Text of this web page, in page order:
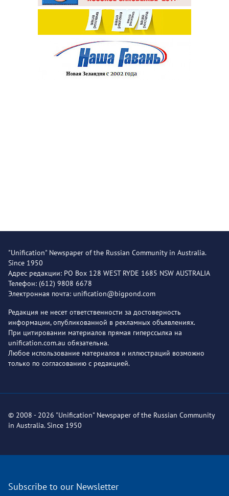
"Unification" Newspaper of the Russian Community in Australia.
Since 1950
Адрес редакции: PO Box 128 WEST RYDE 1685 NSW AUSTRALIA
Телефон: (612) 9808 6678
Электронная почта: unification@bigpond.com
Редакция не несет ответственности за достоверность
информации, опубликованной в рекламных объявлениях.
При цитировании материалов прямая гиперссылка на
unification.com.au обязательна.
Любое использование материалов и иллюстраций возможно
только по согласованию с редакцией.
© 2008 - 2026 "Unification" Newspaper of the Russian Community
in Australia. Since 1950
Subscribe to our Newsletter